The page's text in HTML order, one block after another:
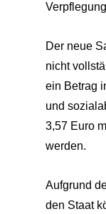
Der neue
nicht
ein Betrag
und
3,57 Euro
werden.
Aufgrund
den Staat